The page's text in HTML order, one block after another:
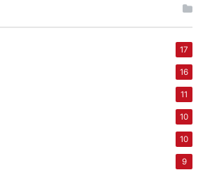
17
16
11
10
10
9